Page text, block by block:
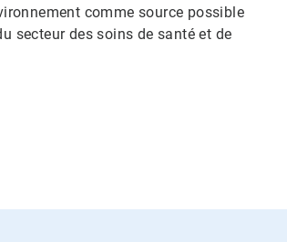
comme source possible
secteur des soins de santé et de